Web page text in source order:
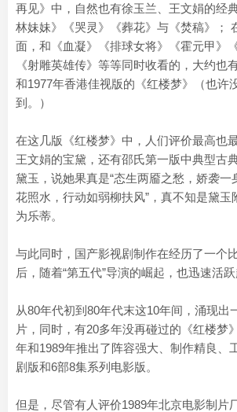
再见》中，自然也有徐玉兰、王文娟的经
林妹妹》《哭灵》《葬花》与《焚稿》；
面，和《血凝》《排球女将》《霍元甲》
《射雕英雄传》等等同时收看的，大约也
和1977年香港佳视版的《红楼梦》（也许
到。）
在这几版《红楼梦》中，人们评价最高也
王文娟的宝黛，还有邵氏第一版中典型古
黛玉，说她果真是“态生两靥之愁，娇袭一
花照水，行动如弱柳扶风”，真不知是黛玉
为乐蒂。
与此同时，国产影视剧制作在经历了一个
后，随着“第五代”导演的崛起，也迅速活跃
从80年代初到80年代末这10年间，涌现出
片，同时，有20多年没再碰过的《红楼梦
年和1989年推出了阵容强大、制作精良、
剧版和6部8集系列电影版。
但是，尽管有人评价1989年北京电影制片